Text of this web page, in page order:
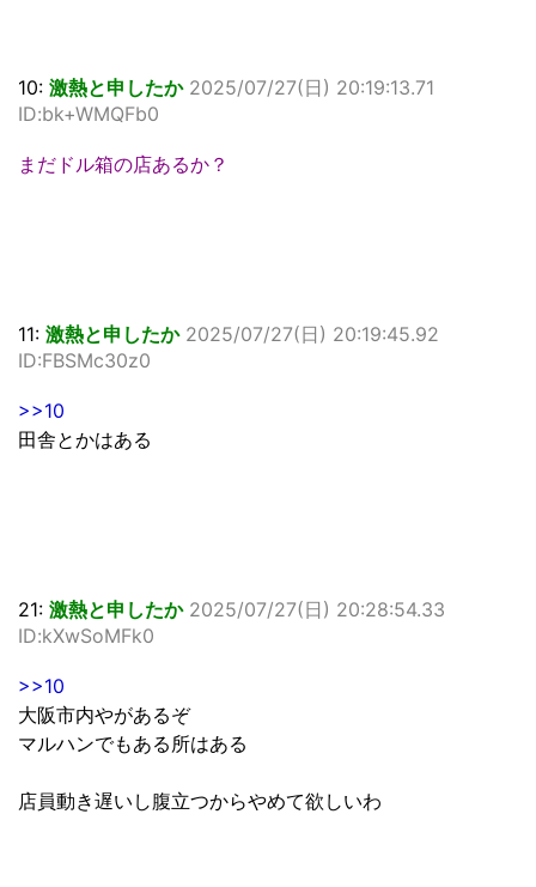
10: 激熱と申したか 2025/07/27(日) 20:19:13.71
ID:bk+WMQFb0
まだドル箱の店あるか？
11: 激熱と申したか 2025/07/27(日) 20:19:45.92
ID:FBSMc30z0
>>10
田舎とかはある
21: 激熱と申したか 2025/07/27(日) 20:28:54.33
ID:kXwSoMFk0
>>10
大阪市内やがあるぞ
マルハンでもある所はある
店員動き遅いし腹立つからやめて欲しいわ